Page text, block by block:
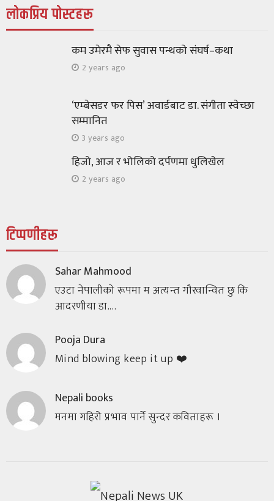
लोकप्रिय पोस्टहरू
कम उमेरमै सेफ सुवास पन्थको संघर्ष–कथा
2 years ago
‘एम्बेसडर फर पिस’ अवार्डबाट डा. संगीता स्वेच्छा
सम्मानित
3 years ago
हिजो, आज र भोलिको दर्पणमा धुलिखेल
2 years ago
टिप्पणीहरू
Sahar Mahmood
एउटा नेपालीको रूपमा म अत्यन्त गौरवान्वित छु कि
आदरणीया डा.…
Pooja Dura
Mind blowing keep it up ❤️
Nepali books
मनमा गहिरो प्रभाव पार्ने सुन्दर कविताहरू ।